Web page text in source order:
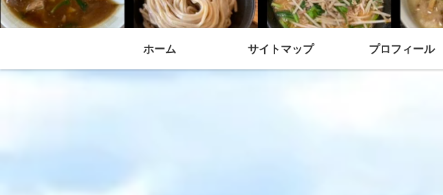
ホーム サイトマップ プロフィール